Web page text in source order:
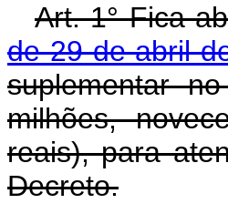
Art. 1° Fica
de 29 de abril
suplementar
milhões,
reais), para
Decreto.